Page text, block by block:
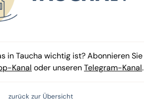
in Taucha wichtig ist? Abonnieren Sie
Kanal oder unserenTelegram-Kanal.
zurück zur Übersicht